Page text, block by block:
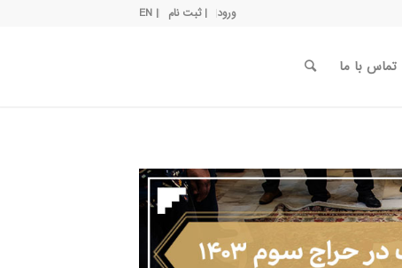
ورود | ثبت نام | EN
تماس با ما